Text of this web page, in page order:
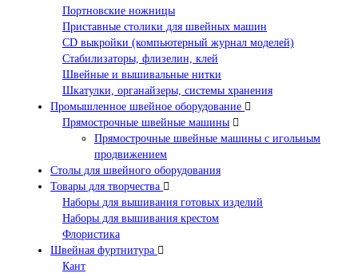
Портновские ножницы
Приставные столики для швейных машин
СD выкройки (компьютерный журнал моделей)
Стабилизаторы, флизелин, клей
Швейные и вышивальные нитки
Шкатулки, органайзеры, системы хранения
Промышленное швейное оборудование
Прямострочные швейные машины
Прямострочные швейные машины с игольным
продвижением
Столы для швейного оборудования
Товары для творчества
Наборы для вышивания готовых изделий
Наборы для вышивания крестом
Флористика
Швейная фуртнитура
Кант